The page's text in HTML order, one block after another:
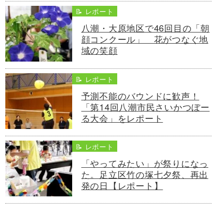
📝 レポート
八潮・大原地区で46回目の「朝
顔コンクール」 花がつなぐ地
域の笑顔
📝 レポート
予測不能のバウンドに歓声！
「第14回八潮市民さいかつぼー
る大会」をレポート
📝 レポート
「やってみたい」が祭りになっ
た。足立区竹の塚七夕祭、再出
発の日【レポート】